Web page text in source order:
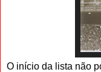
O início da lista não